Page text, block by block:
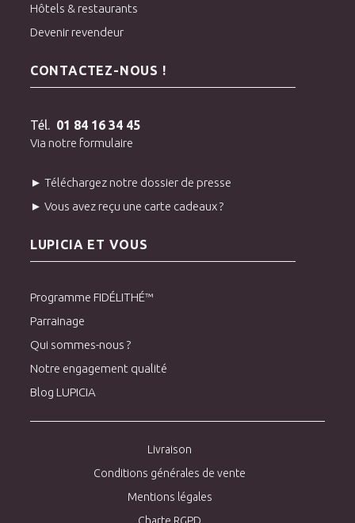
Hôtels & restaurants
Devenir revendeur
CONTACTEZ-NOUS !
Tél. 01 84 16 34 45
Via notre formulaire
► Téléchargez notre dossier de presse
► Vous avez reçu une carte cadeaux ?
LUPICIA ET VOUS
Programme FIDÉLITHÉ™
Parrainage
Qui sommes-nous ?
Notre engagement qualité
Blog LUPICIA
Livraison
Conditions générales de vente
Mentions légales
Charte RGPD